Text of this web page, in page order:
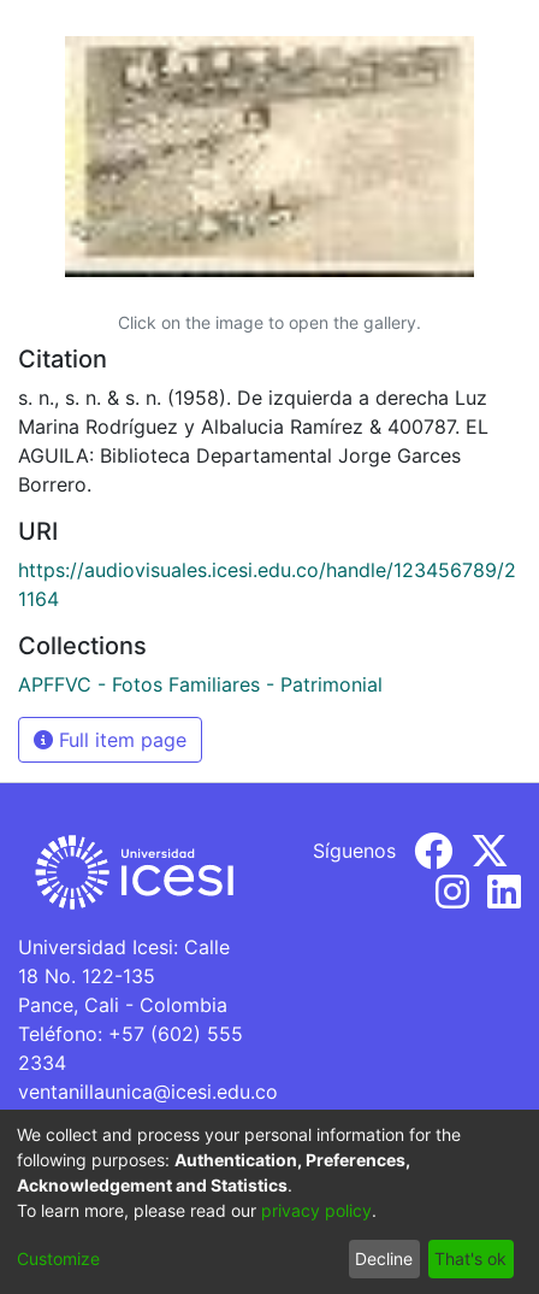
Click on the image to open the gallery.
Citation
s. n., s. n. & s. n. (1958). De izquierda a derecha Luz
Marina Rodríguez y Albalucia Ramírez & 400787. EL
AGUILA: Biblioteca Departamental Jorge Garces
Borrero.
URI
https://audiovisuales.icesi.edu.co/handle/123456789/2
1164
Collections
APFFVC - Fotos Familiares - Patrimonial
Full item page
Universidad Icesi: Calle
18 No. 122-135
Pance, Cali - Colombia
Teléfono: +57 (602) 555
2334
ventanillaunica@icesi.edu.co
Síguenos
La Universidad Icesi es una Institución de Educación
Superior que se encuentra sujeta a inspección y vigilancia
por parte del Ministerio de Educación Nacional.
Cookie
End User
Agreement
Send
Feedback
We collect and process your personal information for the
following purposes: Authentication, Preferences,
Acknowledgement and Statistics.
To learn more, please read our privacy policy.
Customize Decline That's ok